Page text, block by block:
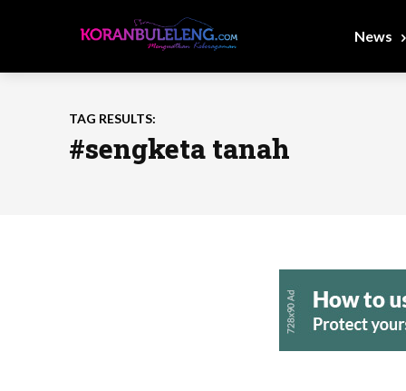
News
TAG RESULTS:
#sengketa tanah